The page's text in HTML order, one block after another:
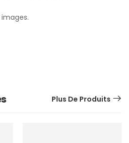
Plus De Produits